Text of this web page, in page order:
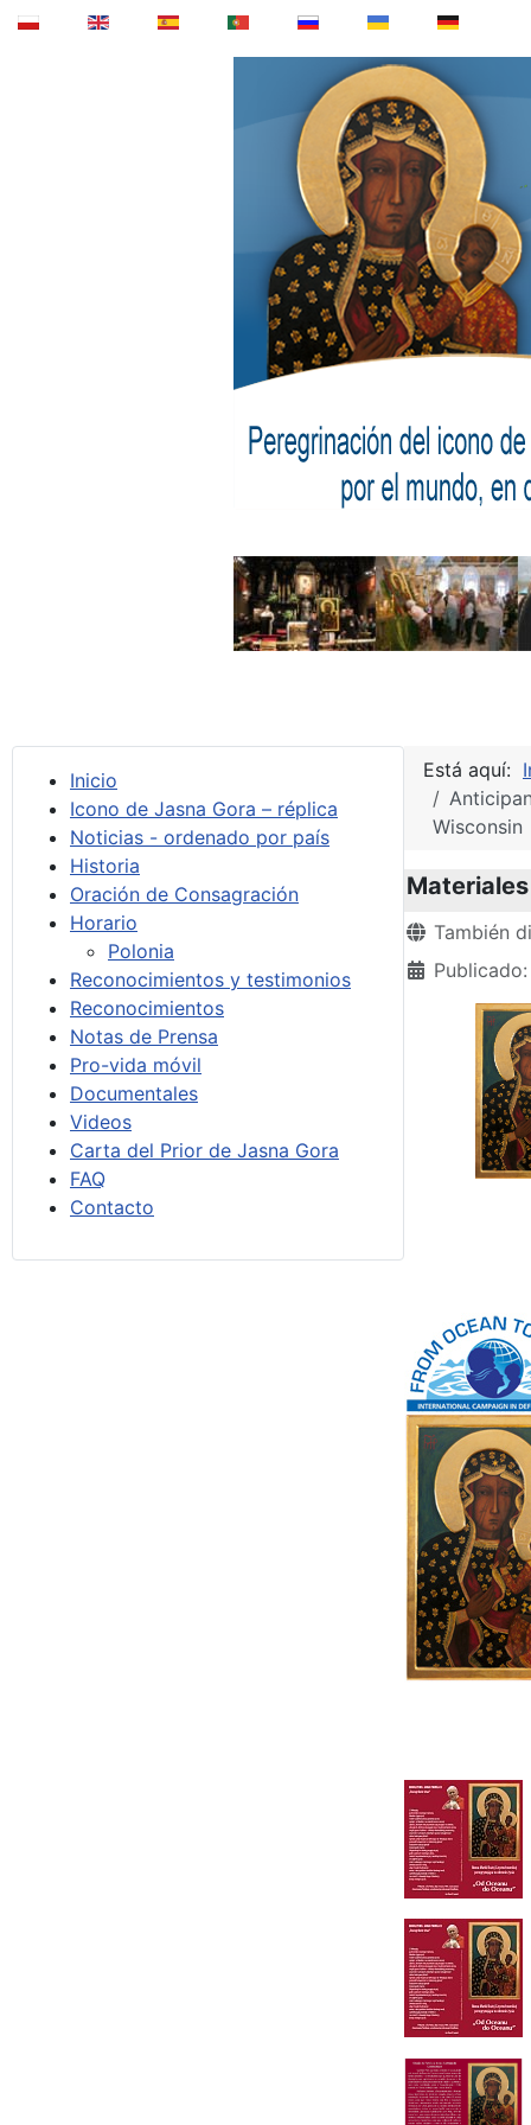
Inicio
Icono de Jasna Gora – réplica
Noticias - ordenado por país
Historia
Oración de Consagración
Horario
Polonia
Reconocimientos y testimonios
Reconocimientos
Notas de Prensa
Pro-vida móvil
Documentales
Videos
Carta del Prior de Jasna Gora
FAQ
Contacto
Está aquí:
Wisconsin
Detalles
También